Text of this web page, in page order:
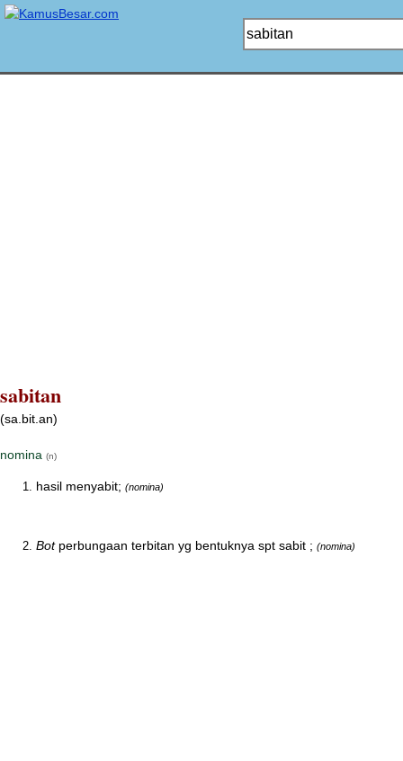
sabitan
(sa.bit.an)
nomina (n)
hasil menyabit; (nomina)
Bot perbungaan terbitan yg bentuknya spt sabit ; (nomina)